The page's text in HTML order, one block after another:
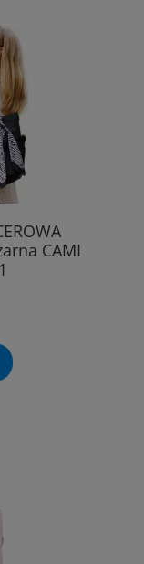
CAMI